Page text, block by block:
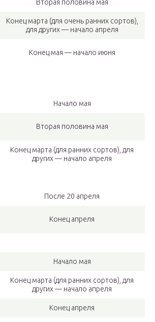
Вторая половина мая
Конец марта (для очень ранних сортов),
для других — начало апреля
Конец мая — начало июня
Начало мая
Вторая половина мая
Конец марта (для ранних сортов), для
других — начало апреля
После 20 апреля
Конец апреля
Начало мая
Конец марта (для ранних сортов), для
других — начало апреля
Конец апреля